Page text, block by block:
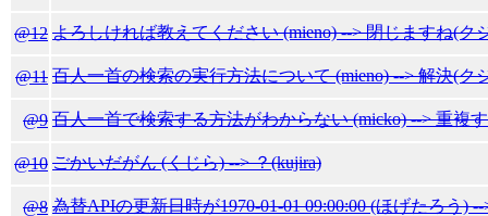
@12 よろしければ教えてください (mieno) --> 閉じますね(ク
@11 百人一首の検索の実行方法について (mieno) --> 解決(ク
@9 百人一首で検索する方法がわからない (micko) --> 重複
@10 ごかいだがん (くじら) --> ？(kujira)
@8 為替APIの更新日時が1970-01-01 09:00:00 (ほげたろう)